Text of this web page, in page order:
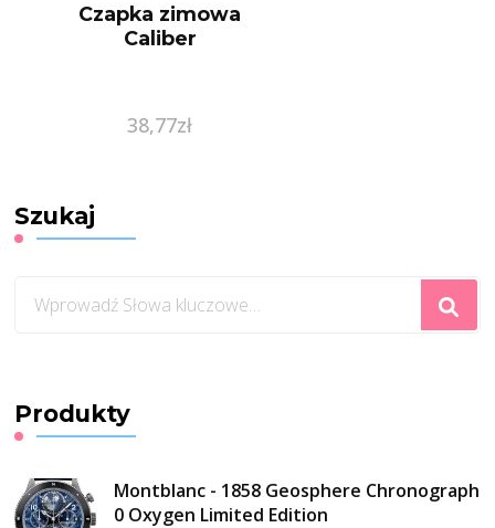
Czapka zimowa
Caliber
38,77zł
Szukaj
czegoś?
Produkty
Montblanc - 1858 Geosphere Chronograph
0 Oxygen Limited Edition